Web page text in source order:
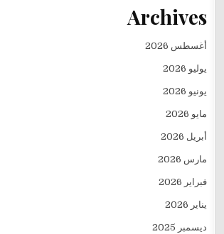
Archives
أغسطس 2026
يوليو 2026
يونيو 2026
مايو 2026
أبريل 2026
مارس 2026
فبراير 2026
يناير 2026
ديسمبر 2025